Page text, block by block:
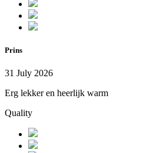
Prins
31 July 2026
Erg lekker en heerlijk warm
Quality